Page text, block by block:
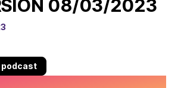
08/03/2023
podcast